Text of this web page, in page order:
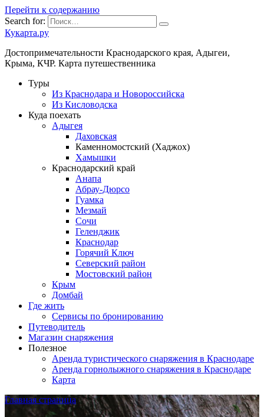
Перейти к содержанию
Search for:
Кукарта.ру
Достопримечательности Краснодарского края, Адыгеи,
Крыма, КЧР. Карта путешественника
Туры
Из Краснодара и Новороссийска
Из Кисловодска
Куда поехать
Адыгея
Даховская
Каменномостский (Хаджох)
Хамышки
Краснодарский край
Анапа
Абрау-Дюрсо
Гуамка
Мезмай
Сочи
Геленджик
Краснодар
Горячий Ключ
Северский район
Мостовский район
Крым
Домбай
Где жить
Сервисы по бронированию
Путеводитель
Магазин снаряжения
Полезное
Аренда туристического снаряжения в Краснодаре
Аренда горнолыжного снаряжения в Краснодаре
Карта
Главная страница